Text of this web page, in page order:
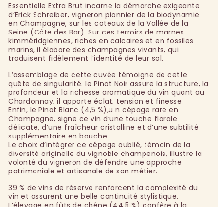
Essentielle Extra Brut incarne la démarche exigeante
d’Erick Schreiber, vigneron pionnier de la biodynamie
en Champagne, sur les coteaux de la Vallée de la
Seine (Côte des Bar). Sur ces terroirs de marnes
kimméridgiennes, riches en calcaires et en fossiles
marins, il élabore des champagnes vivants, qui
traduisent fidèlement l’identité de leur sol.
L’assemblage de cette cuvée témoigne de cette
quête de singularité. le Pinot Noir assure la structure, la
profondeur et la richesse aromatique du vin quant au
Chardonnay, il apporte éclat, tension et finesse.
Enfin, le Pinot Blanc (4,5 %),u n cépage rare en
Champagne, signe ce vin d’une touche florale
délicate, d’une fraîcheur cristalline et d’une subtilité
supplémentaire en bouche.
Le choix d’intégrer ce cépage oublié, témoin de la
diversité originelle du vignoble champenois, illustre la
volonté du vigneron de défendre une approche
patrimoniale et artisanale de son métier.
39 % de vins de réserve renforcent la complexité du
vin et assurent une belle continuité stylistique.
L’élevage en fûts de chêne (44,5 %) confère à la